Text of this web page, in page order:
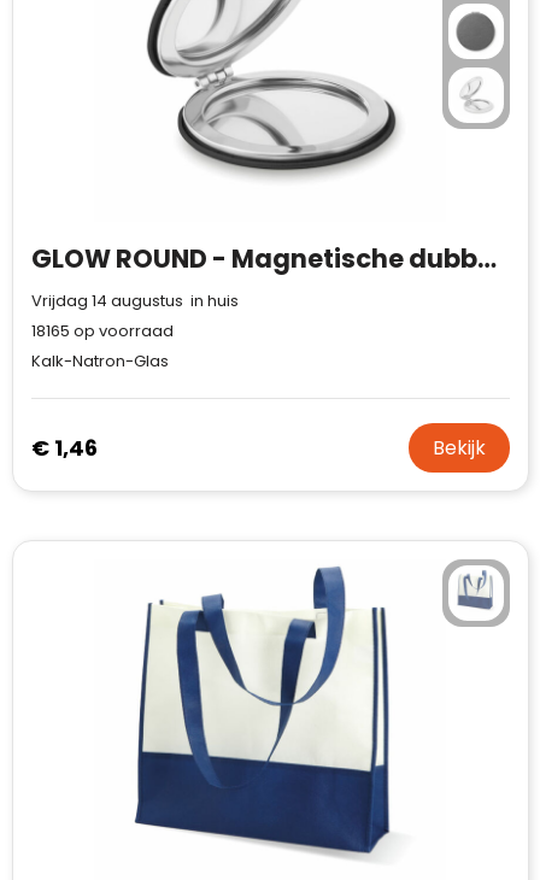
GLOW ROUND - Magnetische dubbele spiegel
Vrijdag 14 augustus in huis
18165 op voorraad
Kalk-Natron-Glas
€ 1,46 Bekijk